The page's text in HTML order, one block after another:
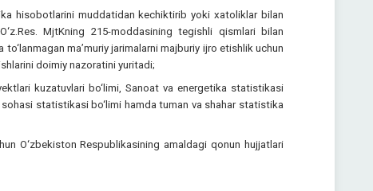
hisobotlarini muddatidan kechiktirib yoki xatoliklar bilan
MjtKning 215-moddasining tegishli qismlari bilan
ma’muriy jarimalarni majburiy ijro etishlik uchun
doimiy nazoratini yuritadi;
kuzatuvlari bo‘limi, Sanoat va energetika statistikasi
statistikasi bo‘limi hamda tuman va shahar statistika
O‘zbekiston Respublikasining amaldagi qonun hujjatlari